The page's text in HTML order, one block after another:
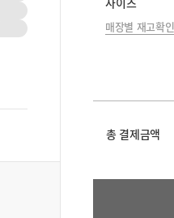
사이즈
매장별 재고확인
총 결제금액